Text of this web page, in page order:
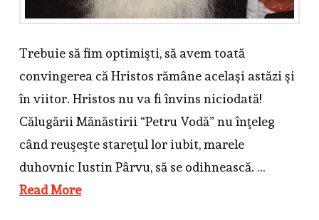
Trebuie să fim optimişti, să avem toată
convingerea că Hristos rămâne acelaşi astăzi şi
în viitor. Hristos nu va fi învins niciodată!
Călugării Mănăstirii “Petru Vodă” nu înţeleg
când reuşeşte stareţul lor iubit, marele
duhovnic Iustin Pârvu, să se odihnească. …
Read More